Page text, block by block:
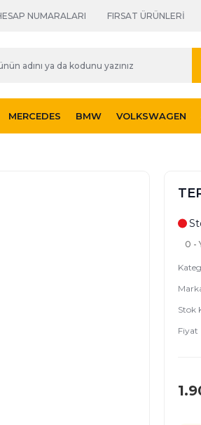
NUMARALARI FIRSAT ÜRÜNLERİ
MERCEDES BMW VOLKSWAGEN
0 -
Stok
Fiyat